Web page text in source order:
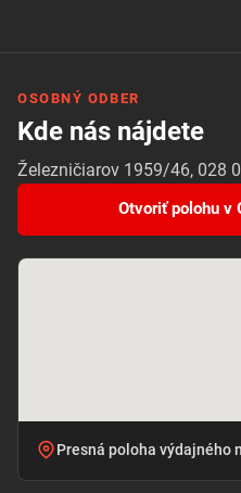
OSOBNÝ ODBER
Kde nás nájdete
Železničiarov 1959/46, 028
Otvoriť polohu v
Presná poloha výdajného